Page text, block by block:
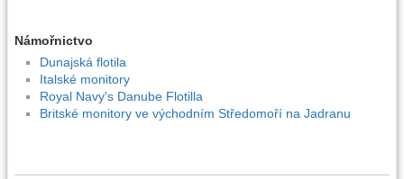
Námořnictvo
Dunajská flotila
Italské monitory
Royal Navy's Danube Flotilla
Britské monitory ve východním Středomoří na Jadranu